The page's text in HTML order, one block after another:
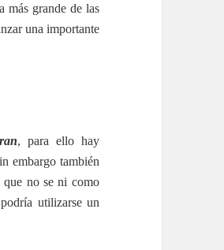
más grande de las
una importante
, para ello hay
embargo también
que no se ni como
utilizarse un